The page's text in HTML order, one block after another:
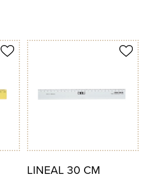
LINEAL 30 CM
Produkt merken